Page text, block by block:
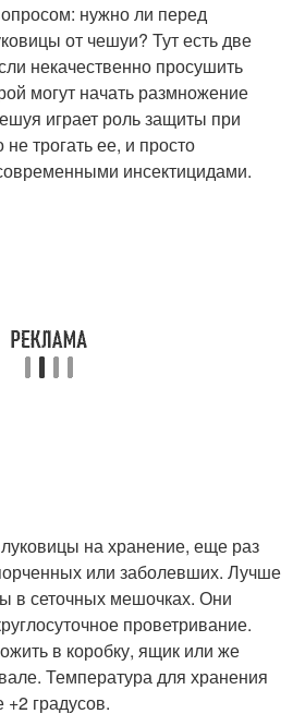
нужно ли перед
от чешуи? Тут есть две
некачественно просушить
могут начать размножение
играет роль защиты при
трогать ее, и просто
инсектицидами.
на хранение, еще раз
или заболевших. Лучше
в сеточных мешочках. Они
проветривание.
в коробку, ящик или же
Температура для хранения
градусов.